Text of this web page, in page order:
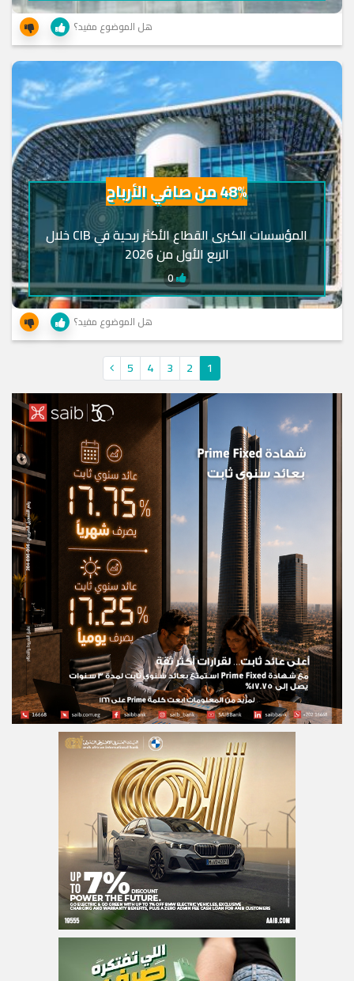
هل الموضوع مفيد؟
48% من صافي الأرباح
المؤسسات الكبرى القطاع الأكثر ربحية في CIB خلال
الربع الأول من 2026
0
هل الموضوع مفيد؟
1
2
3
4
5